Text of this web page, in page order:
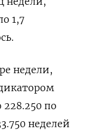
1,7
недели,
по
неделей